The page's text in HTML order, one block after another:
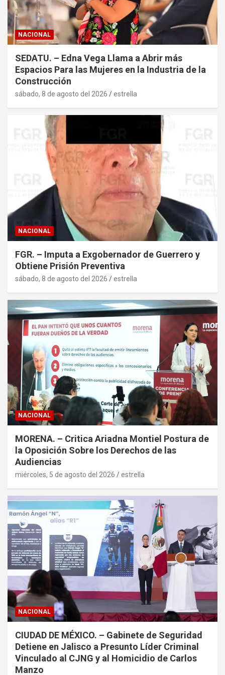
NACIONAL
SEDATU. – Edna Vega Llama a Abrir más
Espacios Para las Mujeres en la Industria de la
Construcción
sábado, 8 de agosto del 2026 estrella
NACIONAL
FGR. – Imputa a Exgobernador de Guerrero y
Obtiene Prisión Preventiva
sábado, 8 de agosto del 2026 estrella
NACIONAL
MORENA. – Critica Ariadna Montiel Postura de
la Oposición Sobre los Derechos de las
Audiencias
miércoles, 5 de agosto del 2026 estrella
NACIONAL
CIUDAD DE MÉXICO. – Gabinete de Seguridad
Detiene en Jalisco a Presunto Líder Criminal
Vinculado al CJNG y al Homicidio de Carlos
Manzo